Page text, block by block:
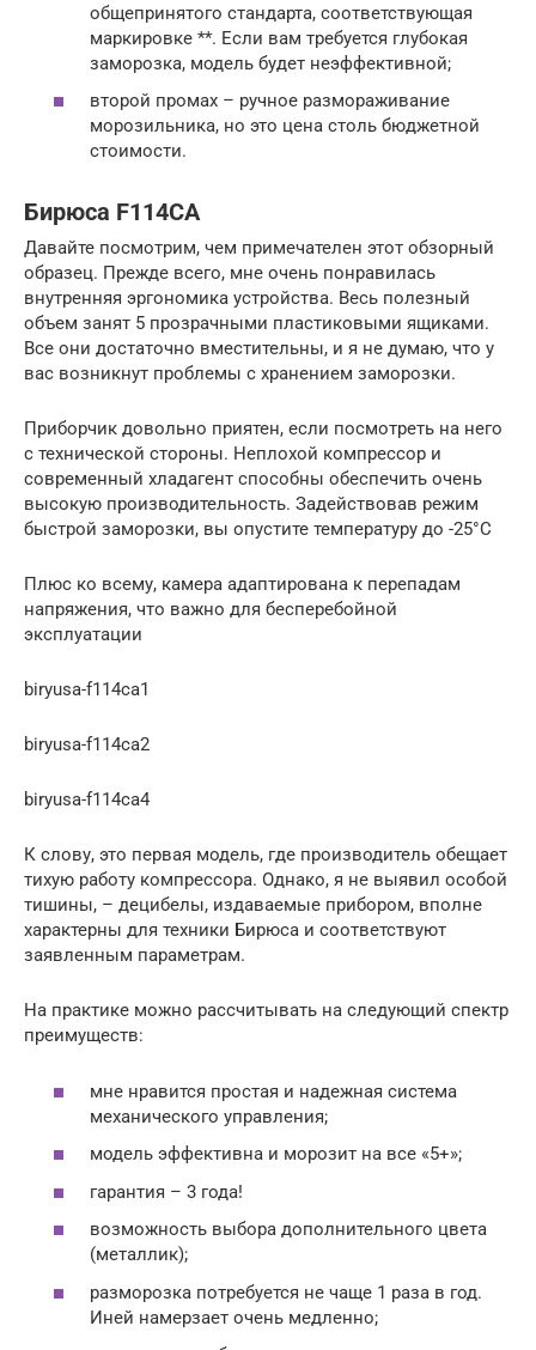
общепринятого стандарта, соответствующая
маркировке **. Если вам требуется глубокая
заморозка, модель будет неэффективной;
второй промах – ручное размораживание
морозильника, но это цена столь бюджетной
стоимости.
Бирюса F114CA
Давайте посмотрим, чем примечателен этот обзорный
образец. Прежде всего, мне очень понравилась
внутренняя эргономика устройства. Весь полезный
объем занят 5 прозрачными пластиковыми ящиками.
Все они достаточно вместительны, и я не думаю, что у
вас возникнут проблемы с хранением заморозки.
Приборчик довольно приятен, если посмотреть на него
с технической стороны. Неплохой компрессор и
современный хладагент способны обеспечить очень
высокую производительность. Задействовав режим
быстрой заморозки, вы опустите температуру до -25°С
Плюс ко всему, камера адаптирована к перепадам
напряжения, что важно для бесперебойной
эксплуатации
biryusa-f114ca1
biryusa-f114ca2
biryusa-f114ca4
К слову, это первая модель, где производитель обещает
тихую работу компрессора. Однако, я не выявил особой
тишины, – децибелы, издаваемые прибором, вполне
характерны для техники Бирюса и соответствуют
заявленным параметрам.
На практике можно рассчитывать на следующий спектр
преимуществ:
мне нравится простая и надежная система
механического управления;
модель эффективна и морозит на все «5+»;
гарантия – 3 года!
возможность выбора дополнительного цвета
(металлик);
разморозка потребуется не чаще 1 раза в год.
Иней намерзает очень медленно;